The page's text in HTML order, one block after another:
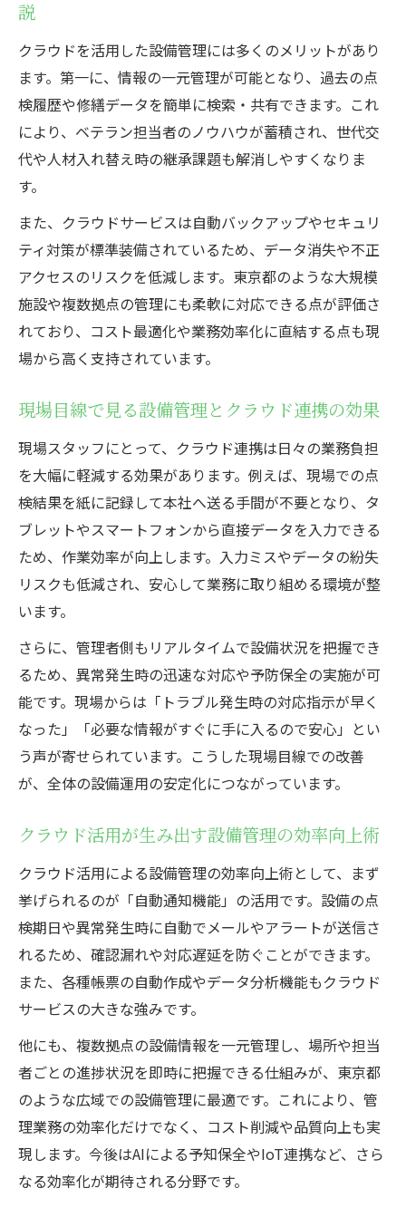
説
クラウドを活用した設備管理には多くのメリットがあり
ます。第一に、情報の一元管理が可能となり、過去の点
検履歴や修繕データを簡単に検索・共有できます。これ
により、ベテラン担当者のノウハウが蓄積され、世代交
代や人材入れ替え時の継承課題も解消しやすくなりま
す。
また、クラウドサービスは自動バックアップやセキュリ
ティ対策が標準装備されているため、データ消失や不正
アクセスのリスクを低減します。東京都のような大規模
施設や複数拠点の管理にも柔軟に対応できる点が評価さ
れており、コスト最適化や業務効率化に直結する点も現
場から高く支持されています。
現場目線で見る設備管理とクラウド連携の効果
現場スタッフにとって、クラウド連携は日々の業務負担
を大幅に軽減する効果があります。例えば、現場での点
検結果を紙に記録して本社へ送る手間が不要となり、タ
ブレットやスマートフォンから直接データを入力できる
ため、作業効率が向上します。入力ミスやデータの紛失
リスクも低減され、安心して業務に取り組める環境が整
います。
さらに、管理者側もリアルタイムで設備状況を把握でき
るため、異常発生時の迅速な対応や予防保全の実施が可
能です。現場からは「トラブル発生時の対応指示が早く
なった」「必要な情報がすぐに手に入るので安心」とい
う声が寄せられています。こうした現場目線での改善
が、全体の設備運用の安定化につながっています。
クラウド活用が生み出す設備管理の効率向上術
クラウド活用による設備管理の効率向上術として、まず
挙げられるのが「自動通知機能」の活用です。設備の点
検期日や異常発生時に自動でメールやアラートが送信さ
れるため、確認漏れや対応遅延を防ぐことができます。
また、各種帳票の自動作成やデータ分析機能もクラウド
サービスの大きな強みです。
他にも、複数拠点の設備情報を一元管理し、場所や担当
者ごとの進捗状況を即時に把握できる仕組みが、東京都
のような広域での設備管理に最適です。これにより、管
理業務の効率化だけでなく、コスト削減や品質向上も実
現します。今後はAIによる予知保全やIoT連携など、さら
なる効率化が期待される分野です。